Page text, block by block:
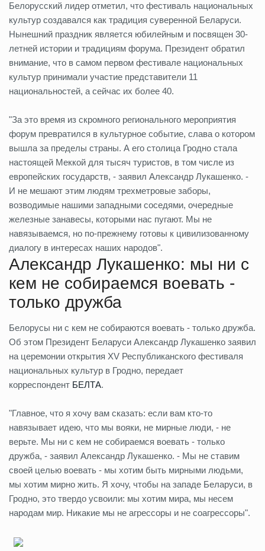
Белорусский лидер отметил, что фестиваль национальных
культур создавался как традиция суверенной Беларуси.
Нынешний праздник является юбилейным и посвящен 30-
летней истории и традициям форума. Президент обратил
внимание, что в самом первом фестивале национальных
культур принимали участие представители 11
национальностей, а сейчас их более 40.
"За это время из скромного регионального мероприятия
форум превратился в культурное событие, слава о котором
вышла за пределы страны. А его столица Гродно стала
настоящей Меккой для тысяч туристов, в том числе из
европейских государств, - заявил Александр Лукашенко. -
И не мешают этим людям трехметровые заборы,
возводимые нашими западными соседями, очередные
железные занавесы, которыми нас пугают. Мы не
навязываемся, но по-прежнему готовы к цивилизованному
диалогу в интересах наших народов".
Александр Лукашенко: мы ни с
кем не собираемся воевать -
только дружба
Белорусы ни с кем не собираются воевать - только дружба.
Об этом Президент Беларуси Александр Лукашенко заявил
на церемонии открытия XV Республиканского фестиваля
национальных культур в Гродно, передает
корреспондент БЕЛТА.
"Главное, что я хочу вам сказать: если вам кто-то
навязывает идею, что мы вояки, не мирные люди, - не
верьте. Мы ни с кем не собираемся воевать - только
дружба, - заявил Александр Лукашенко. - Мы не ставим
своей целью воевать - мы хотим быть мирными людьми,
мы хотим мирно жить. Я хочу, чтобы на западе Беларуси, в
Гродно, это твердо усвоили: мы хотим мира, мы несем
народам мир. Никакие мы не агрессоры и не соагрессоры".